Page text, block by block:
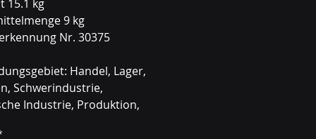
15.1 kg
9 kg
Nr. 30375
Handel, Lager,
Schwerindustrie,
Industrie, Produktion,